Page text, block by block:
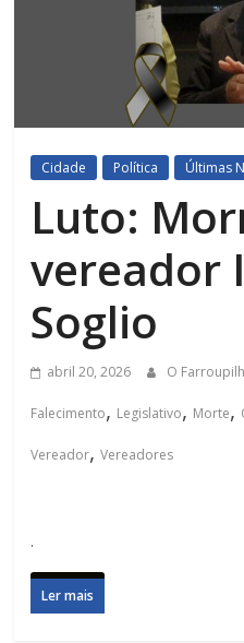
Cidade Política Últimas
Luto:
vereador
Soglio
abril 20, 2026 O
Falecimento, Legislativo, Morte,
Vereador,Vereadores
.
Ler mais